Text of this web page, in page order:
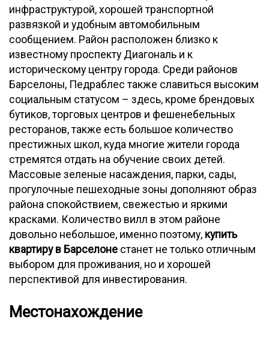
инфраструктурой, хорошей транспортной
развязкой и удобным автомобильным
сообщением. Район расположен близко к
известному проспекту Диагональ и к
историческому центру города. Среди районов
Барселоны, Педраблес также славиться высоким
социальным статусом – здесь, кроме брендовых
бутиков, торговых центров и фешенебельных
ресторанов, также есть большое количество
престижных школ, куда многие жители города
стремятся отдать на обучение своих детей.
Массовые зеленые насаждения, парки, сады,
прогулочные пешеходные зоны дополняют образ
района спокойствием, свежестью и яркими
красками. Количество вилл в этом районе
довольно небольшое, именно поэтому, купить
квартиру в Барселоне станет не только отличным
выбором для проживания, но и хорошей
перспективой для инвестирования.
Местонахождение